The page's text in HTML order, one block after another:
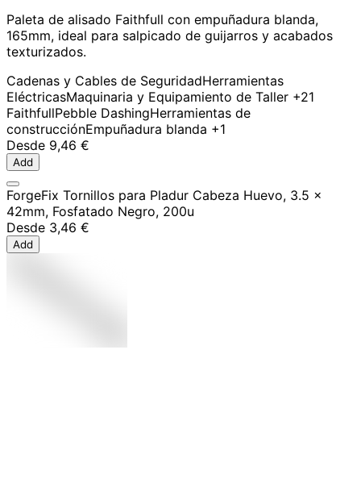
Paleta de alisado Faithfull con empuñadura blanda,
165mm, ideal para salpicado de guijarros y acabados
texturizados.
Cadenas y Cables de SeguridadHerramientas
EléctricasMaquinaria y Equipamiento de Taller +21
FaithfullPebble DashingHerramientas de
construcciónEmpuñadura blanda +1
Desde 9,46 €
Add
ForgeFix Tornillos para Pladur Cabeza Huevo, 3.5 x
42mm, Fosfatado Negro, 200u
Desde 3,46 €
Add